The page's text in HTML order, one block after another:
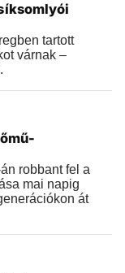
tartott
várnak –
robbant fel a
mai napig
át